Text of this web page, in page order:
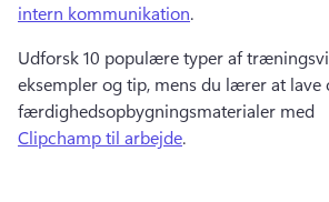
intern kommunikation.
Udforsk 10 populære typer af
eksempler og tip, mens du lærer at
færdighedsopbygningsmaterialer med
Clipchamp til arbejde.